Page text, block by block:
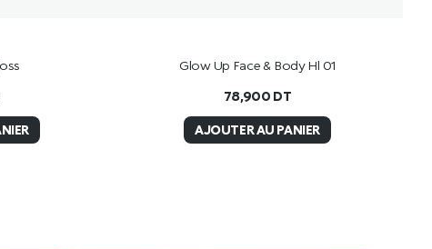
Glow Up Face & Body Hl 01
78,900 DT
AJOUTER AU PANIER